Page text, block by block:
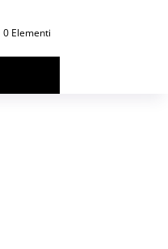
0 Elementi